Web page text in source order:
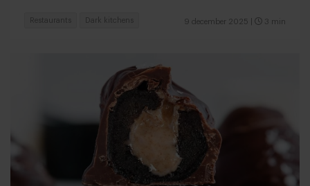
9 december 2025 3 min
Restaurants Dark kitchens